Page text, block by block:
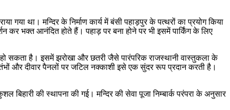
गया था। मन्दिर के निर्माण कार्य में बंसी पहाड़पुर के पत्थरों का प्रयोग किया
कर भक्त आनंदित होते हैं। पहाड़ पर बना होने पर भी इसमें पार्किंग के लिए
सकता है। इसमें झरोखा और छतरी जैसे पारंपरिक राजस्थानी वास्तुकला के
और दीवार पैनलों पर जटिल नक्काशी इसे एक सुंदर रूप प्रदान करती है।
बिहारी की स्थापना की गई। मन्दिर की सेवा पूजा निम्बार्क परंपरा के अनुसार